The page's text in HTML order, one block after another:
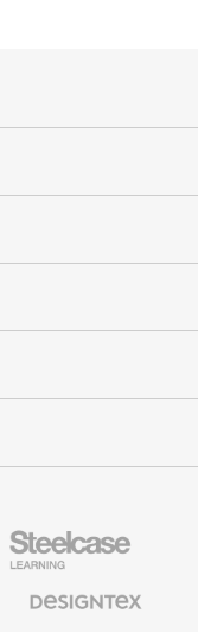
Education
Möbel
Textilien